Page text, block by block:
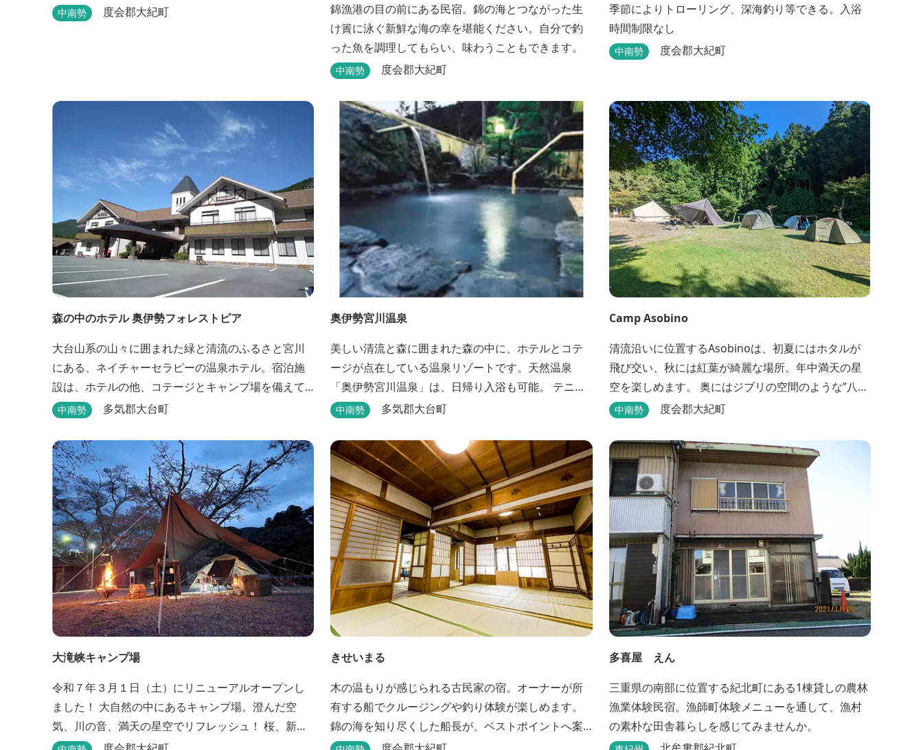
中南勢 度会郡大紀町
錦漁港の目の前にある民宿。錦の海とつながった生
け簀に泳ぐ新鮮な海の幸を堪能ください。自分で釣
った魚を調理してもらい、味わうこともできます。
中南勢 度会郡大紀町
季節によりトローリング、深海釣り等できる。入浴
時間制限なし
中南勢 度会郡大紀町
森の中のホテル 奥伊勢フォレストピア
大台山系の山々に囲まれた緑と清流のふるさと宮川
にある、ネイチャーセラピーの温泉ホテル。宿泊施
設は、ホテルの他、コテージとキャンプ場を備えて
います。 施設内に宮川の支流が流れ、川遊びができ
ープでもアクティビティを楽しめます。 ディナーは
併設の「レストラン アンジュ」にて、地元の食材を
ていねいに調理したフレンチフルコースをお召し上
がりい...
中南勢 多気郡大台町
奥伊勢宮川温泉
美しい清流と森に囲まれた森の中に、ホテルとコテ
ージが点在している温泉リゾートです。天然温泉
「奥伊勢宮川温泉」は、日帰り入浴も可能。 テニス
やフィールドアスレチック・川遊び・ウォーキン
節の野草を月替メニューの野草風呂と打たせ湯で思
いっきりリフレッシュしてください。 森林浴に温泉
浴でネイチャーセラピーしませんか。
中南勢 多気郡大台町
Camp Asobino
清流沿いに位置するAsobinoは、初夏にはホタルが
飛び交い、秋には紅葉が綺麗な場所。年中満天の星
空を楽しめます。 奥にはジブリの空間のような”八重
谷湧水”、 他にも小さい鍾乳洞ですが太古を想像させ
wi-fi完備。テントサウナもご利用いただけます。 ま
た近くには廃校を活用した「阿曽温泉」もありま
す。
中南勢 度会郡大紀町
大滝峡キャンプ場
令和７年３月１日（土）にリニューアルオープンし
ました！ 大自然の中にあるキャンプ場。澄んだ空
気、川の音、満天の星空でリフレッシュ！ 桜、新
緑、紅葉と四季折々の景色を楽しむことができま
きせいまる
木の温もりが感じられる古民家の宿。オーナーが所
有する船でクルージングや釣り体験が楽しめます。
錦の海を知り尽くした船長が、ベストポイントへ案
内してくれます。
多喜屋 えん
三重県の南部に位置する紀北町にある1棟貸しの農林
漁業体験民宿。漁師町体験メニューを通して、漁村
の素朴な田舎暮らしを感じてみませんか。